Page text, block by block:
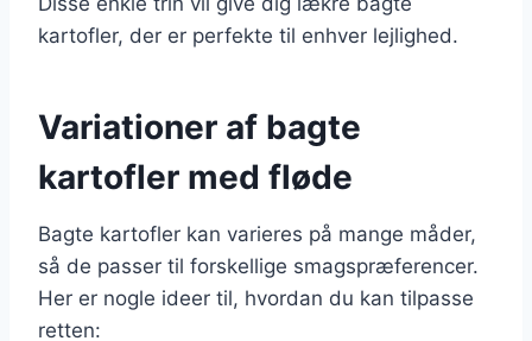
kartofler, der er perfekte til enhver lejlighed.
Variationer af bagte
kartofler med fløde
Bagte kartofler kan varieres på mange måder,
så de passer til forskellige smagspræferencer.
Her er nogle ideer til, hvordan du kan tilpasse
retten: